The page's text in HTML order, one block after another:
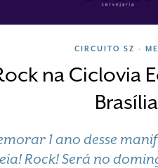
CIRCUITO SZ •
na Ciclovia
1 ano desse
Rock! Será no